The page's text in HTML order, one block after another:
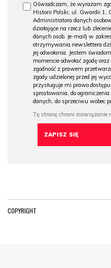
Oświadczam, że wyrażam
Historii Polski, ul. Gwardii 1,
Administratora danych
działające na rzecz lub
danych osob. (e-mail) w
otrzymywania newslettera
jej odwołania. Jestem
momencie odwołać zgodę
zgodność z prawem
zgody udzielonej przed jej
przysługuje mi prawo
sprostowania, do
danych, do sprzeciwu wobec
COPYRIGHT